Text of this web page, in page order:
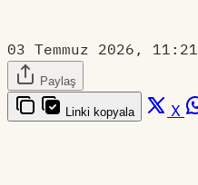
03 Temmuz 2026, 11:21
Paylaş
Linki kopyala X